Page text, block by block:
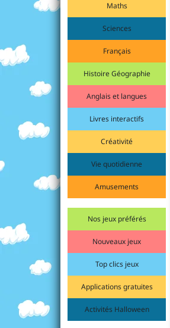
Maths
Sciences
Français
Histoire Géographie
Anglais et langues
Livres interactifs
Créativité
Vie quotidienne
Amusements
Nos jeux préférés
Nouveaux jeux
Top clics jeux
Applications gratuites
Activités Halloween